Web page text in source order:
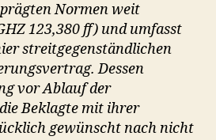
Normen weit
123,380 ff) und umfasst
streitgegenständlichen
Dessen
vor Ablauf der
Beklagte mit ihrer
gewünscht nach nicht